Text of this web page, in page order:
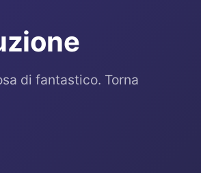
di fantastico. Torna